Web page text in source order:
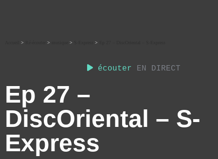
écouter EN DIRECT
> > > >
Ep 27 –
DiscOriental – S-
Express